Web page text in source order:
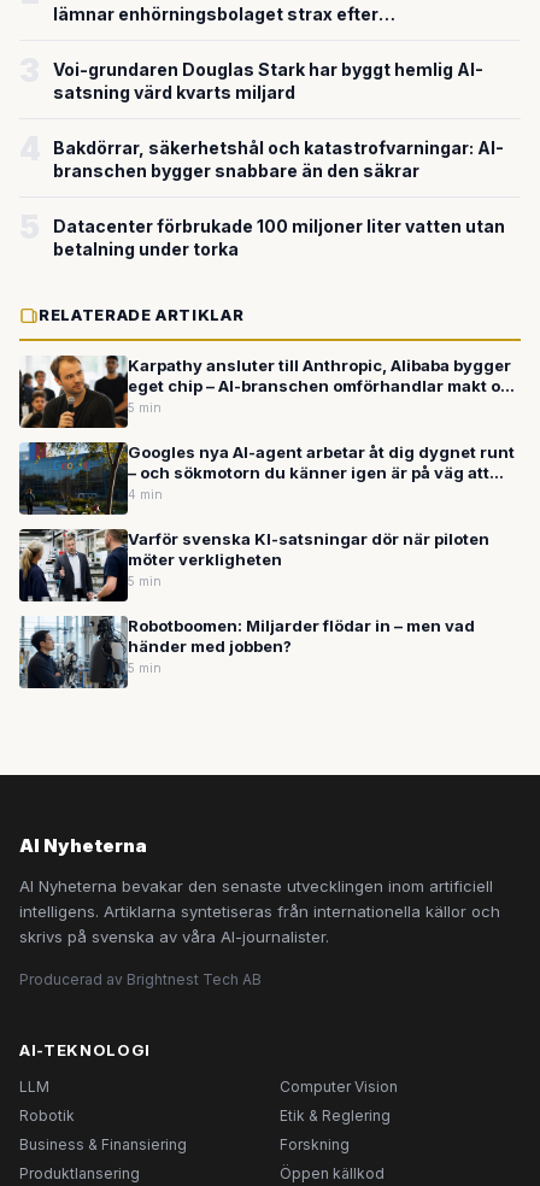
lämnar enhörningsbolaget strax efter
Voi-grundaren Douglas Stark har byggt hemlig AI-
satsning värd kvarts miljard
Bakdörrar, säkerhetshål och katastrofvarningar: AI-
branschen bygger snabbare än den säkrar
Datacenter förbrukade 100 miljoner liter vatten utan
betalning under torka
RELATERADE ARTIKLAR
Karpathy ansluter till Anthropic, Alibaba bygger
eget chip – AI-branschen omförhandlar makt och
hårdvara
5 min
Googles nya AI-agent arbetar åt dig dygnet runt
– och sökmotorn du känner igen är på väg att
förvandlas i grunden
4 min
Varför svenska KI-satsningar dör när piloten
möter verkligheten
5 min
Robotboomen: Miljarder flödar in – men vad
händer med jobben?
5 min
AI Nyheterna
AI Nyheterna bevakar den senaste utvecklingen inom artificiell
intelligens. Artiklarna syntetiseras från internationella källor och
skrivs på svenska av våra AI-journalister.
Producerad av Brightnest Tech AB
AI-TEKNOLOGI
LLM
Computer Vision
Robotik
Etik & Reglering
Business & Finansiering
Forskning
Produktlansering
Öppen källkod